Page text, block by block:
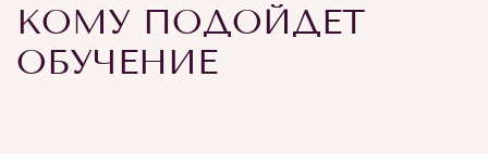
КОМУ ПОДОЙДЕТ
ОБУЧЕНИЕ